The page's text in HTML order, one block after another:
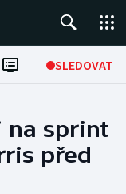
SLEDOVAT
na sprint
před